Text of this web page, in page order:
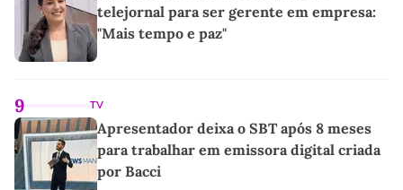
telejornal para ser gerente em empresa:
"Mais tempo e paz"
9 TV
Apresentador deixa o SBT após 8 meses
para trabalhar em emissora digital criada
por Bacci